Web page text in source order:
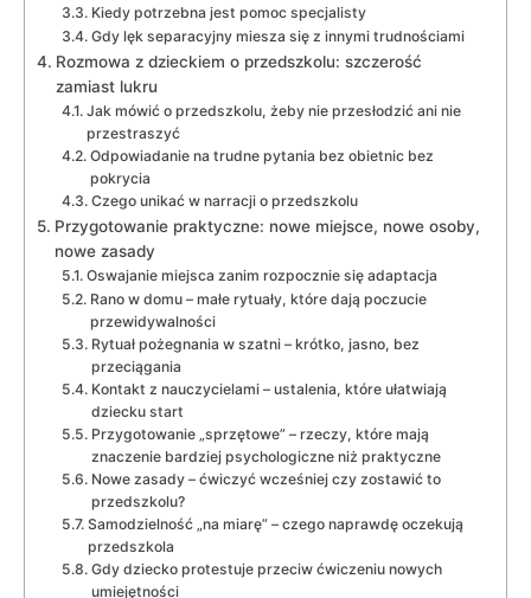
Kiedy potrzebna jest pomoc specjalisty
Gdy lęk separacyjny miesza się z innymi trudnościami
Rozmowa z dzieckiem o przedszkolu: szczerość
zamiast lukru
Jak mówić o przedszkolu, żeby nie przesłodzić ani nie
przestraszyć
Odpowiadanie na trudne pytania bez obietnic bez
pokrycia
Czego unikać w narracji o przedszkolu
Przygotowanie praktyczne: nowe miejsce, nowe osoby,
nowe zasady
Oswajanie miejsca zanim rozpocznie się adaptacja
Rano w domu – małe rytuały, które dają poczucie
przewidywalności
Rytuał pożegnania w szatni – krótko, jasno, bez
przeciągania
Kontakt z nauczycielami – ustalenia, które ułatwiają
dziecku start
Przygotowanie „sprzętowe” – rzeczy, które mają
znaczenie bardziej psychologiczne niż praktyczne
Nowe zasady – ćwiczyć wcześniej czy zostawić to
przedszkolu?
Samodzielność „na miarę” – czego naprawdę oczekują
przedszkola
Gdy dziecko protestuje przeciw ćwiczeniu nowych
umiejętności